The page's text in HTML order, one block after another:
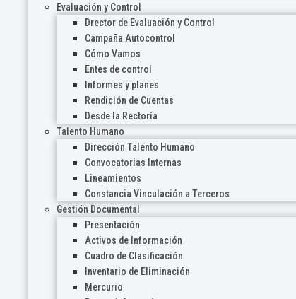
Evaluación y Control
Drector de Evaluación y Control
Campaña Autocontrol
Cómo Vamos
Entes de control
Informes y planes
Rendición de Cuentas
Desde la Rectoría
Talento Humano
Dirección Talento Humano
Convocatorias Internas
Lineamientos
Constancia Vinculación a Terceros
Gestión Documental
Presentación
Activos de Información
Cuadro de Clasificación
Inventario de Eliminación
Mercurio